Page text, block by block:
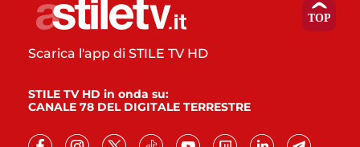
Scarica l'app di STILE TV HD
STILE TV HD in onda su:
CANALE 78 DEL DIGITALE TERRESTRE